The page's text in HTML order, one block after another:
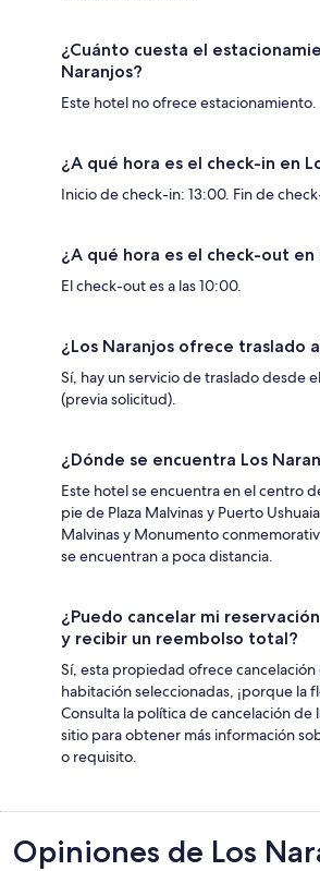
¿Cuánto cuesta el
Naranjos?
Este hotel no ofrece estacionamiento.
¿A qué hora es el check-in en
Inicio de check-in: 13:00. Fin de
¿A qué hora es el check-out en
El check-out es a las 10:00.
¿Los Naranjos ofrece traslado
Sí, hay un servicio de traslado desde
(previa solicitud).
¿Dónde se encuentra Los
Este hotel se encuentra en el centro
pie de Plaza Malvinas y Puerto
Malvinas y Monumento
se encuentran a poca distancia.
¿Puedo cancelar mi
y recibir un reembolso total?
Sí, esta propiedad ofrece
habitación seleccionadas, ¡porque la
Consulta la política de cancelación
sitio para obtener más información
o requisito.
Opiniones
Opiniones de Los